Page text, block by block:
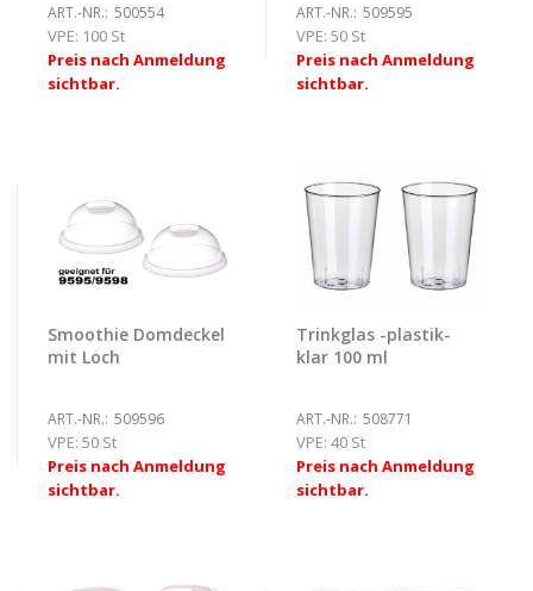
ART.-NR.: 500554
VPE: 100 St
Preis nach Anmeldung
sichtbar.
ART.-NR.: 509595
VPE: 50 St
Preis nach Anmeldung
sichtbar.
Smoothie Domdeckel
mit Loch
ART.-NR.: 509596
VPE: 50 St
Preis nach Anmeldung
sichtbar.
Trinkglas -plastik-
klar 100 ml
ART.-NR.: 508771
VPE: 40 St
Preis nach Anmeldung
sichtbar.